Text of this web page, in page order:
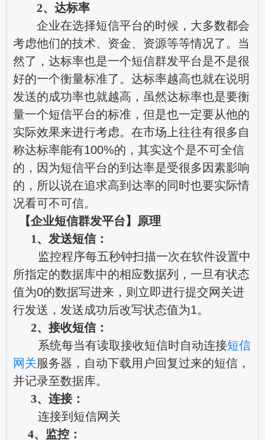
2、达标率
企业在选择短信平台的时候，大多数都会
考虑他们的技术、资金、资源等等情况了。当
然了，达标率也是一个短信群发平台是不是很
好的一个衡量标准了。达标率越高也就在说明
发送的成功率也就越高，虽然达标率也是要衡
量一个短信平台的标准，但是也一定要从他的
实际效果来进行考虑。在市场上往往有很多自
称达标率能有100%的，其实这个是不可全信
的，因为短信平台的到达率是受很多因素影响
的，所以说在追求高到达率的同时也要实际情
况看可不可信。
【企业短信群发平台】原理
1、发送短信：
监控程序每五秒钟扫描一次在软件设置中
所指定的数据库中的相应数据列，一旦有状态
值为0的数据写进来，则立即进行提交网关进
行发送，发送成功后改写状态值为1。
2、接收短信：
系统每当有读取接收短信时自动连接短信
网关服务器，自动下载用户回复过来的短信，
并记录至数据库。
3、连接：
连接到短信网关
4、监控：